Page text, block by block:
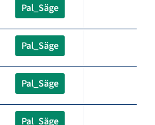
Pal_Säge
Pal_Säge
Pal_Säge
Pal_Säge